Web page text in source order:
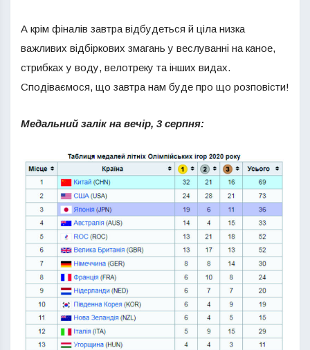
А крім фіналів завтра відбудеться й ціла низка
важливих відбіркових змагань у веслуванні на каное,
стрибках у воду, велотреку та інших видах.
Сподіваємося, що завтра нам буде про що розповісти!
Медальний залік на вечір, 3 серпня: